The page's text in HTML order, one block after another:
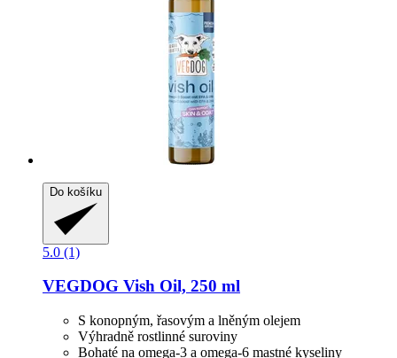
Do košíku
5.0 (1)
VEGDOG Vish Oil, 250 ml
S konopným, řasovým a lněným olejem
Výhradně rostlinné suroviny
Bohaté na omega-3 a omega-6 mastné kyseliny